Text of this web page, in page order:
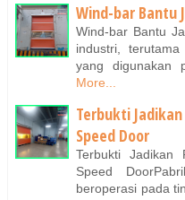
Wind-bar Bantu
Wind-bar Bantu
industri,
yang digunakan
More...
Terbukti
Speed Door
Terbukti Jadikan
Speed
beroperasi pada